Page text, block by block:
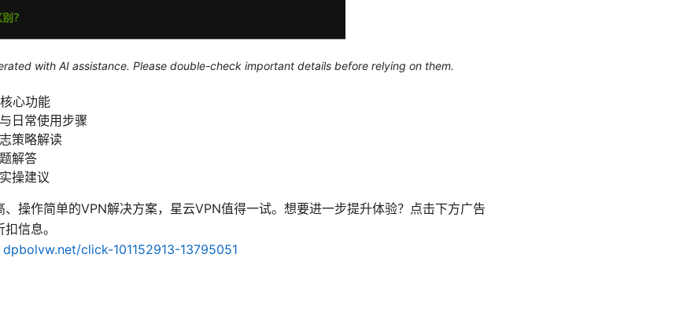
with AI assistance. Please double-check important details before relying on them.
心功能
日常使用步骤
策略解读
解答
操建议
操作简单的VPN解决方案，星云VPN值得一试。想要进一步提升体验？点击下方广告
信息。
click-101152913-13795051